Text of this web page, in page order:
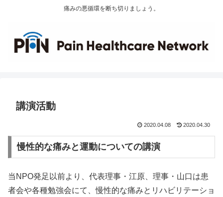
痛みの悪循環を断ち切りましょう。
講演活動
2020.04.08 2020.04.30
慢性的な痛みと運動についての講演
当NPO発足以前より、代表理事・江原、理事・山口は患
者会や各種勉強会にて、慢性的な痛みとリハビリテーショ